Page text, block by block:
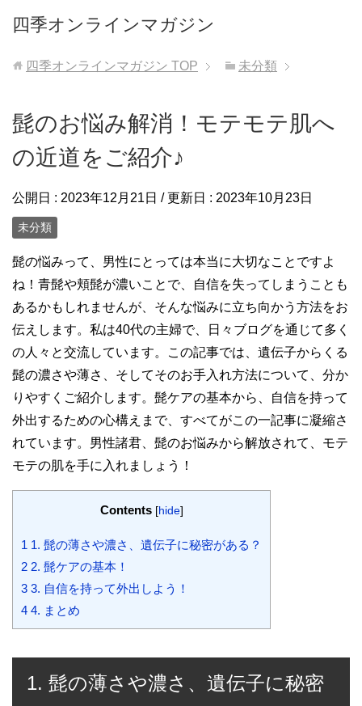
四季オンラインマガジン
四季オンラインマガジン TOP 未分類
髭のお悩み解消！モテモテ肌へ
の近道をご紹介♪
公開日 : 2023年12月21日 / 更新日 : 2023年10月23日
未分類
髭の悩みって、男性にとっては本当に大切なことですよ
ね！青髭や頬髭が濃いことで、自信を失ってしまうことも
あるかもしれませんが、そんな悩みに立ち向かう方法をお
伝えします。私は40代の主婦で、日々ブログを通じて多く
の人々と交流しています。この記事では、遺伝子からくる
髭の濃さや薄さ、そしてそのお手入れ方法について、分か
りやすくご紹介します。髭ケアの基本から、自信を持って
外出するための心構えまで、すべてがこの一記事に凝縮さ
れています。男性諸君、髭のお悩みから解放されて、モテ
モテの肌を手に入れましょう！
Contents [hide]
1 1. 髭の薄さや濃さ、遺伝子に秘密がある？
2 2. 髭ケアの基本！
3 3. 自信を持って外出しよう！
4 4. まとめ
1. 髭の薄さや濃さ、遺伝子に秘密